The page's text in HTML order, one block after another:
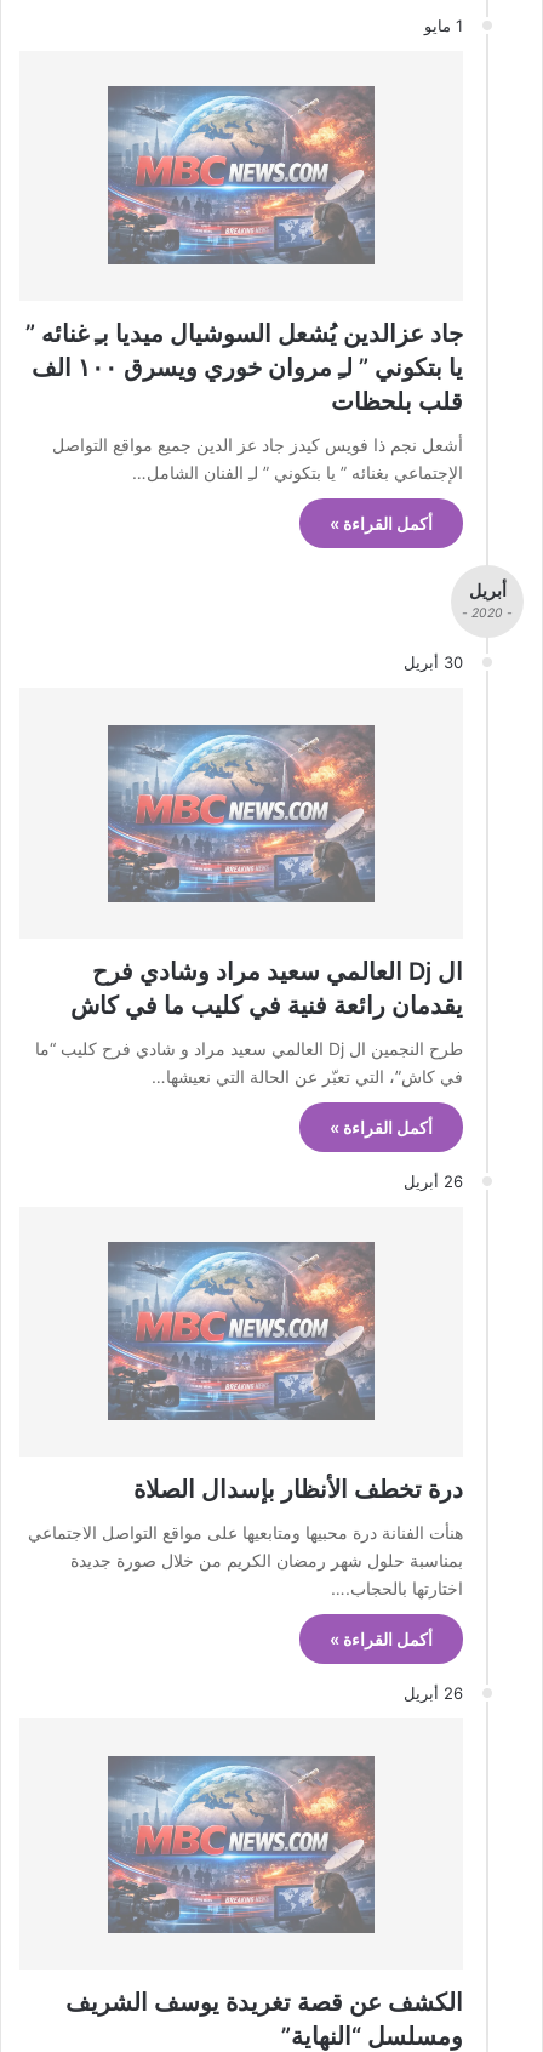
1 مايو
جاد عزالدين يُشعل السوشيال ميديا بـِ غنائه ”
يا بتكوني ” لـِ مروان خوري ويسرق ١٠٠ الف
قلب بلحظات
أشعل نجم ذا فويس كيدز جاد عز الدين جميع مواقع التواصل
الإجتماعي بغنائه ” يا بتكوني ” لـِ الفنان الشامل…
أكمل القراءة »
أبريل
- 2020 -
30 أبريل
ال Dj العالمي سعيد مراد وشادي فرح
يقدمان رائعة فنية في كليب ما في كاش
طرح النجمين ال Dj العالمي سعيد مراد و ​شادي فرح كليب​ “ما
في كاش”، التي تعبّر عن الحالة التي نعيشها…
أكمل القراءة »
26 أبريل
درة تخطف الأنظار بإسدال الصلاة
هنأت الفنانة درة محبيها ومتابعيها على مواقع التواصل الاجتماعي
بمناسبة حلول شهر رمضان الكريم من خلال صورة جديدة
اختارتها بالحجاب.…
أكمل القراءة »
26 أبريل
الكشف عن قصة تغريدة يوسف الشريف
ومسلسل “النهاية”